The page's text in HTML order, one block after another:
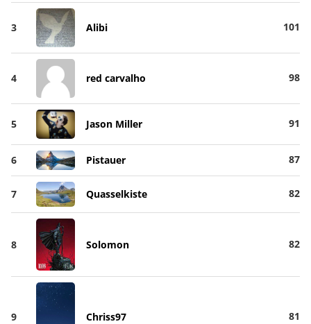
3 Alibi 101
4 red carvalho 98
5 Jason Miller 91
6 Pistauer 87
7 Quasselkiste 82
8 Solomon 82
9 Chriss97 81